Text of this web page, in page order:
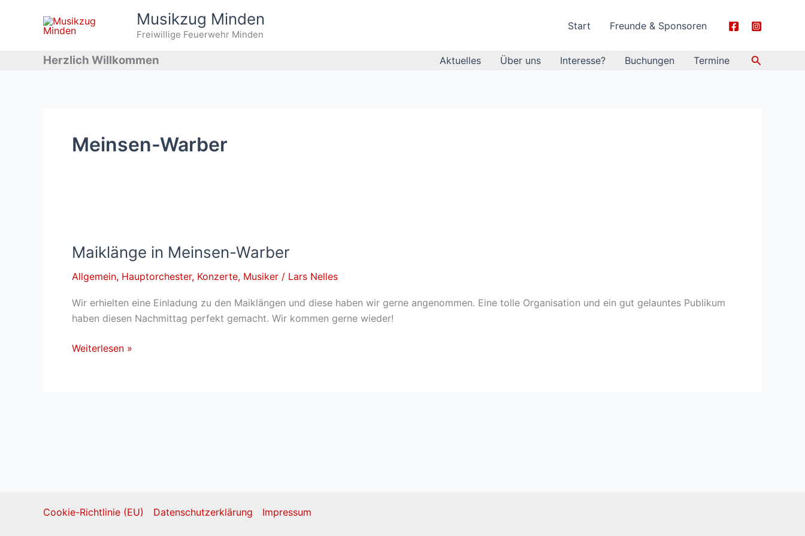
Musikzug Minden
Freiwillige Feuerwehr Minden
Start Freunde & Sponsoren
Herzlich Willkommen Aktuelles Über uns Interesse? Buchungen Termine Suchen
Meinsen-Warber
Maiklänge in Meinsen-Warber
Allgemein, Hauptorchester, Konzerte, Musiker / Lars Nelles
Wir erhielten eine Einladung zu den Maiklängen und diese haben wir gerne angenommen. Eine tolle Organisation und ein gut gelauntes Publikum
haben diesen Nachmittag perfekt gemacht. Wir kommen gerne wieder!
Maiklänge
Weiterlesen »
Cookie-Richtlinie (EU) Datenschutzerklärung Impressum